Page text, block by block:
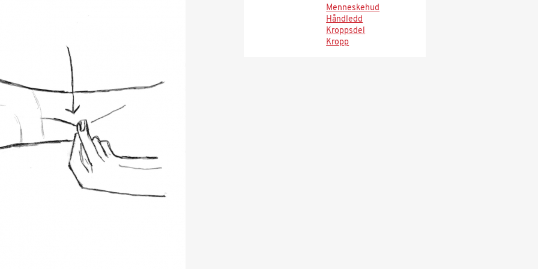
Menneskehud
Håndledd
Kroppsdel
Kropp